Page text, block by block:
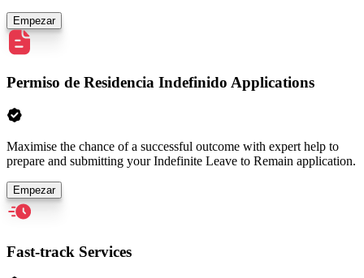
Empezar
Permiso de Residencia Indefinido Applications
Maximise the chance of a successful outcome with expert help to
prepare and submitting your Indefinite Leave to Remain application.
Empezar
Fast-track Services